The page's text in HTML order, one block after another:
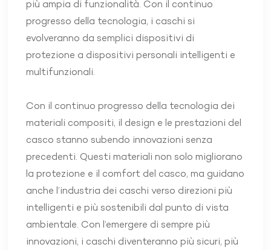
più ampia di funzionalità. Con il continuo
progresso della tecnologia, i caschi si
evolveranno da semplici dispositivi di
protezione a dispositivi personali intelligenti e
multifunzionali.
Con il continuo progresso della tecnologia dei
materiali compositi, il design e le prestazioni del
casco stanno subendo innovazioni senza
precedenti. Questi materiali non solo migliorano
la protezione e il comfort del casco, ma guidano
anche l’industria dei caschi verso direzioni più
intelligenti e più sostenibili dal punto di vista
ambientale. Con l’emergere di sempre più
innovazioni, i caschi diventeranno più sicuri, più